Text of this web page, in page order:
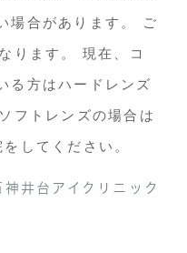
場合があります。
ご
ります。
現在、コ
る方はハードレンズ
フトレンズの場合は
してください。
神井台アイクリニック